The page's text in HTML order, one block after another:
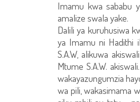
Imamu kwa sababu
amalize swala yake.
Dalili ya kuruhusiwa
ya Imamu ni Hadithi
S.A.W, alikuwa
Mtume S.A.W.
wakayazungumzia
wa pili, wakasimama